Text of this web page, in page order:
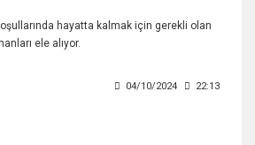
hayatta kalmak için gerekli olan
ele alıyor.
04/10/2024 22:13